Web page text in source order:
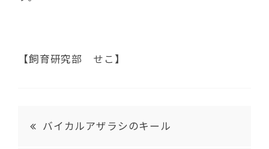
【飼育研究部 せこ】
バイカルアザラシのキール